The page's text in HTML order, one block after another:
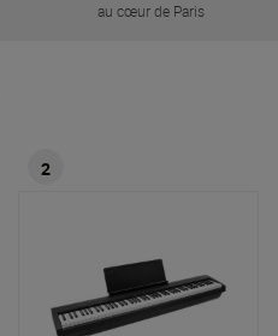
au cœur de Paris
2